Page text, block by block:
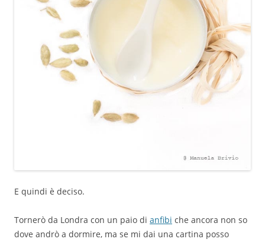
E quindi è deciso.
Tornerò da Londra con un paio di anfibi che ancora non so
dove andrò a dormire, ma se mi dai una cartina posso